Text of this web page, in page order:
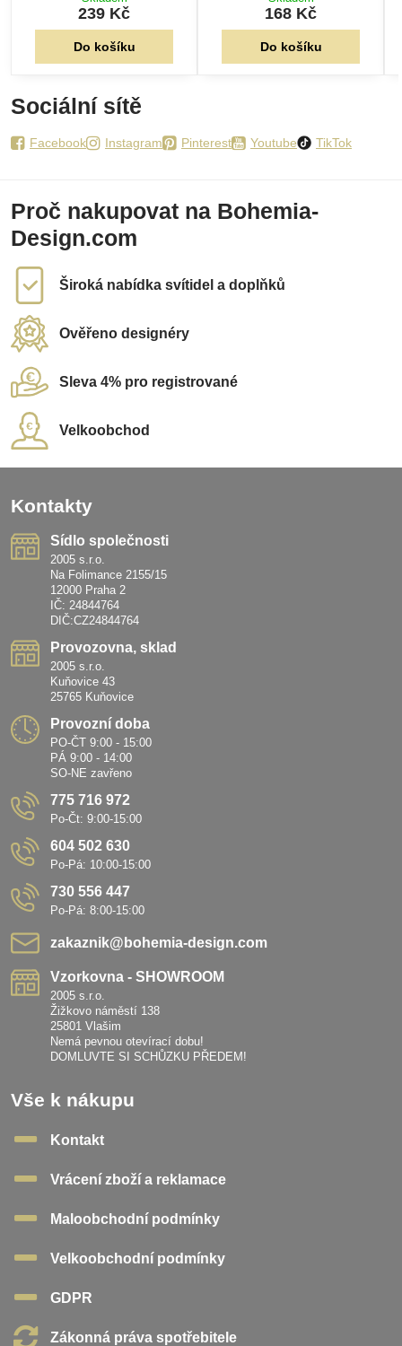
239 Kč
Do košíku
168 Kč
Do košíku
Sociální sítě
Facebook Instagram Pinterest Youtube TikTok
Proč nakupovat na Bohemia-
Design.com
Široká nabídka svítidel a doplňků
Ověřeno designéry
Sleva 4% pro registrované
Velkoobchod
Kontakty
Sídlo společnosti
2005 s.r.o.
Na Folimance 2155/15
12000 Praha 2
IČ: 24844764
DIČ:CZ24844764
Provozovna, sklad
2005 s.r.o.
Kuňovice 43
25765 Kuňovice
Provozní doba
PO-ČT 9:00 - 15:00
PÁ 9:00 - 14:00
SO-NE zavřeno
775 716 972
Po-Čt: 9:00-15:00
604 502 630
Po-Pá: 10:00-15:00
730 556 447
Po-Pá: 8:00-15:00
zakaznik​@bohemia-design​.com
Vzorkovna - SHOWROOM
2005 s.r.o.
Žižkovo náměstí 138
25801 Vlašim
Nemá pevnou otevírací dobu!
DOMLUVTE SI SCHŮZKU PŘEDEM!
Vše k nákupu
Kontakt
Vrácení zboží a reklamace
Maloobchodní podmínky
Velkoobchodní podmínky
GDPR
Zákonná práva spotřebitele